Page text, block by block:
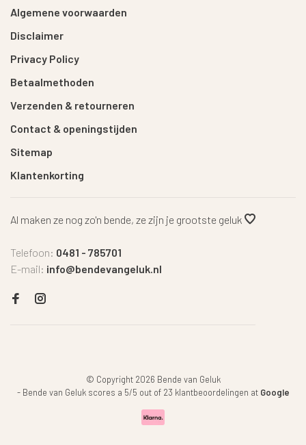
Algemene voorwaarden
Disclaimer
Privacy Policy
Betaalmethoden
Verzenden & retourneren
Contact & openingstijden
Sitemap
Klantenkorting
Al maken ze nog zo'n bende, ze zijn je grootste geluk
Telefoon: 0481 - 785701
E-mail: info@bendevangeluk.nl
© Copyright 2026 Bende van Geluk
- Bende van Geluk scores a 5/5 out of 23 klantbeoordelingen at Google